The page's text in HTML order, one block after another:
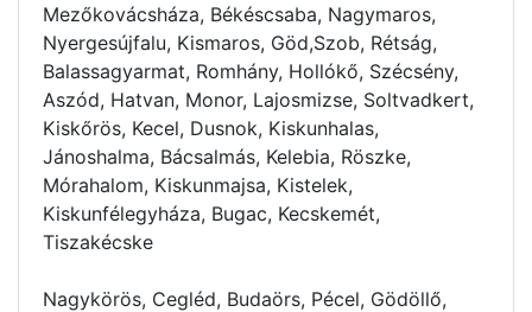
Mezőkovácsháza, Békéscsaba, Nagymaros,
Nyergesújfalu, Kismaros, Göd,Szob, Rétság,
Balassagyarmat, Romhány, Hollókő, Szécsény,
Aszód, Hatvan, Monor, Lajosmizse, Soltvadkert,
Kiskőrös, Kecel, Dusnok, Kiskunhalas,
Jánoshalma, Bácsalmás, Kelebia, Röszke,
Mórahalom, Kiskunmajsa, Kistelek,
Kiskunfélegyháza, Bugac, Kecskemét,
Tiszakécske
Nagykörös, Cegléd, Budaörs, Pécel, Gödöllő,